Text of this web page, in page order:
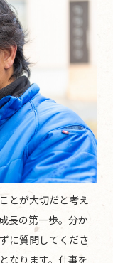
とが大切だと考え
長の第一歩。分か
に質問してくださ
なります。仕事を